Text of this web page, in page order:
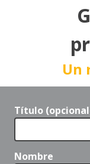
Un
Título
Nombre